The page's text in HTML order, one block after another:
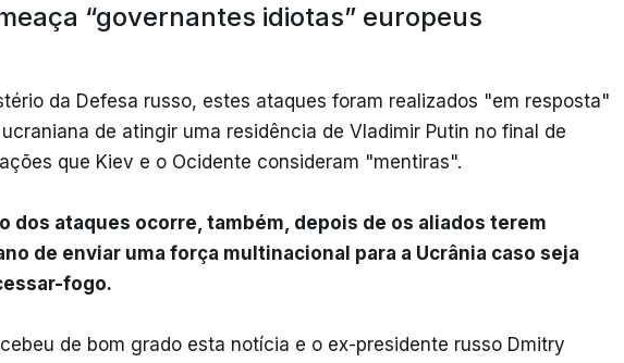
“governantes idiotas” europeus
da Defesa russo, estes ataques foram realizados "em resposta"
de atingir uma residência de Vladimir Putin no final de
que Kiev e o Ocidente consideram "mentiras".
dos ataques ocorre, também, depois de os aliados terem
de enviar uma força multinacional para a Ucrânia caso seja
fogo.
de bom grado esta notícia e o ex-presidente russo Dmitry